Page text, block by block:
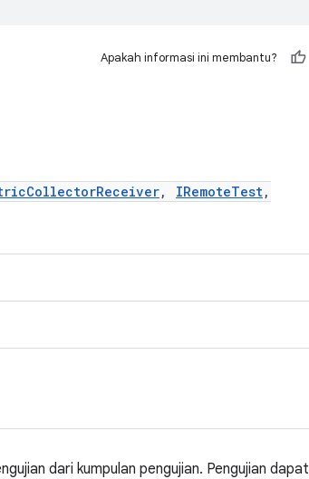
Apakah informasi ini membantu?
, IRemoteTest,
dari kumpulan pengujian. Pengujian dapat